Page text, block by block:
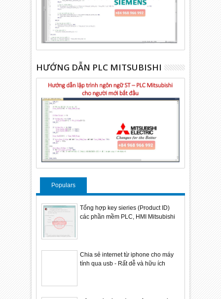
HƯỚNG DẪN PLC MITSUBISHI
Populars
Tổng hợp key sieries (Product ID)
các phần mềm PLC, HMI Mitsubishi
Chia sẻ internet từ iphone cho máy
tính qua usb - Rất dễ và hữu ích